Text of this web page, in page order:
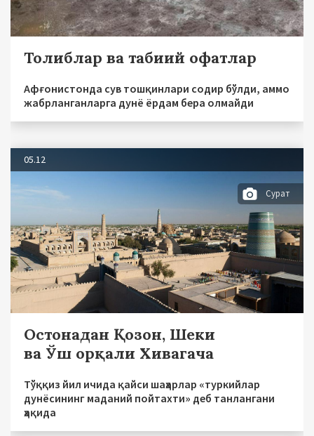
Толиблар ва табиий офатлар
Афғонистонда сув тошқинлари содир бўлди, аммо
жабрланганларга дунё ёрдам бера олмайди
05.12
Сурат
Остонадан Қозон, Шеки
ва Ўш орқали Хивагача
Тўққиз йил ичида қайси шаҳарлар «туркийлар
дунёсининг маданий пойтахти» деб танлангани
ҳақида